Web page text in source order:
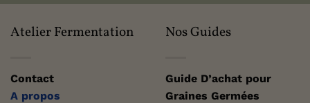
Atelier Fermentation
Contact
A propos
Nos Guides
Guide D’achat pour
Graines Germées